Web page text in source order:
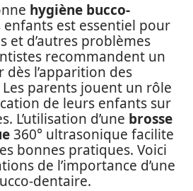
hygiène bucco-
enfants est essentiel pour
et d’autres problèmes
recommandent un
l’apparition des
parents jouent un rôle
de leurs enfants sur
L’utilisation d’une brosse
360° ultrasonique facilite
bonnes pratiques. Voici
de l’importance d’une
dentaire.